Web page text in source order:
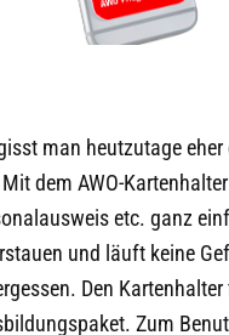
man heutzutage eher
dem AWO-
etc. ganz
und läuft keine
Den
Zum